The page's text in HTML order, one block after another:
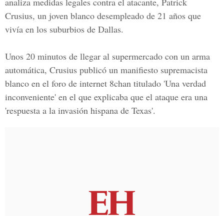
Crusius, un joven blanco desempleado de 21 años que
vivía en los suburbios de Dallas.
Unos 20 minutos de llegar al supermercado con un arma
automática, Crusius publicó un manifiesto supremacista
blanco en el foro de internet 8chan titulado 'Una verdad
inconveniente' en el que explicaba que el ataque era una
'respuesta a la invasión hispana de Texas'.